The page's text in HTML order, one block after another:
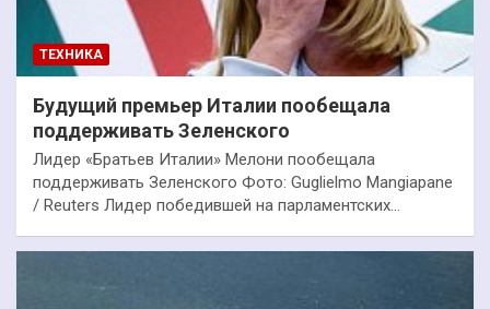
ТЕХНИКА
Будущий премьер Италии пообещала
поддерживать Зеленского
Лидер «Братьев Италии» Мелони пообещала
поддерживать Зеленского Фото: Guglielmo Mangiapane
/ Reuters Лидер победившей на парламентских…